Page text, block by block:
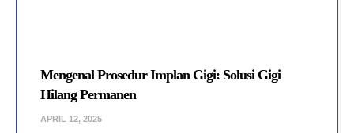
Mengenal Prosedur Implan Gigi: Solusi Gigi
Hilang Permanen
APRIL 12, 2025